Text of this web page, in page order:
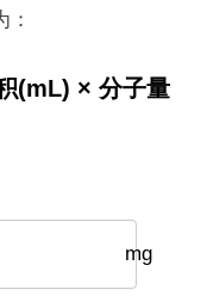
(mL) × 分子量
mg